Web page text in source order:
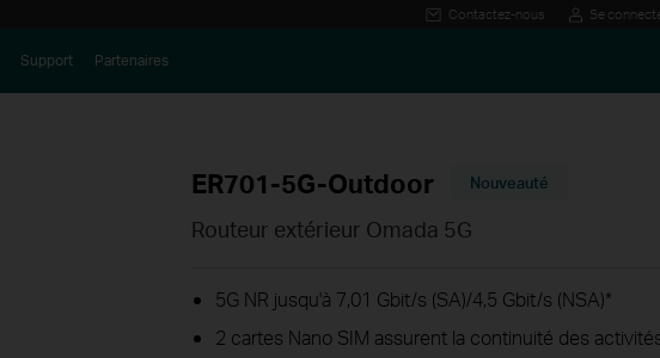
Contactez-nous Se
Support Partenaires
ER701-5G-Outdoor Nouveauté
Routeur extérieur Omada 5G
5G NR jusqu'à 7,01 Gbit/s (SA)/4,5 Gbit/s (NSA)*
2 cartes Nano SIM assurent la continuité des